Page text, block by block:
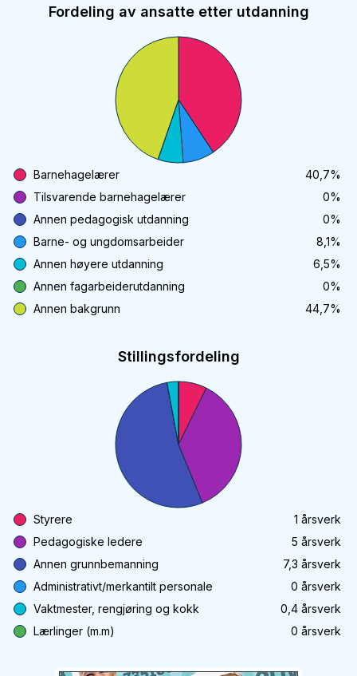
Fordeling av ansatte etter utdanning
Barnehagelærer 40,7%
Tilsvarende barnehagelærer
0%
Annen pedagogisk utdanning
0%
Barne- og ungdomsarbeider
8,1%
Annen høyere utdanning
6,5%
Annen fagarbeiderutdanning
0%
Annen bakgrunn
44,7%
Stillingsfordeling
Styrere 1 årsverk
Pedagogiske ledere
5 årsverk
Annen grunnbemanning
7,3 årsverk
Administrativt/merkantilt personale
0 årsverk
Vaktmester, rengjøring og kokk
0,4 årsverk
Lærlinger (m.m)
0 årsverk